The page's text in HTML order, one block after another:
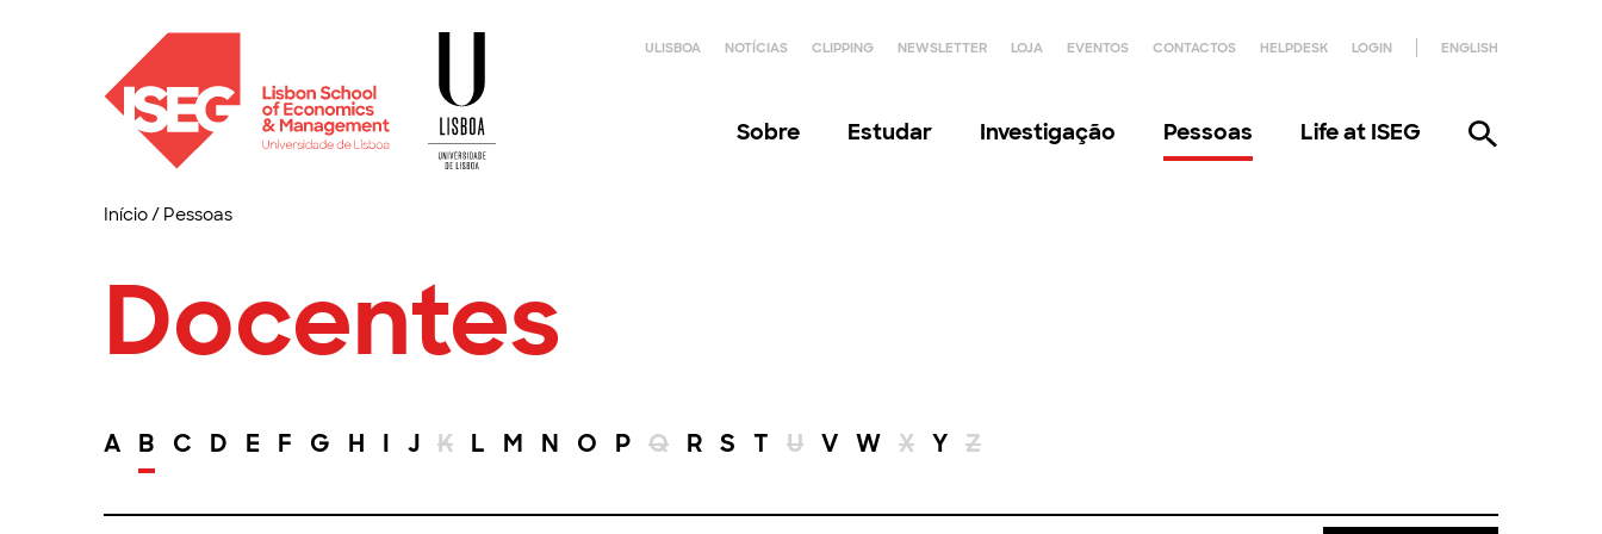
ULISBOA NOTÍCIAS CLIPPING NEWSLETTER LOJA EVENTOS CONTACTOS HELPDESK LOGIN ENGLISH
Sobre Estudar Investigação Pessoas Life at ISEG
Início/ Pessoas
Docentes
A B C D E F G H I J K L M N O P Q R S T U V W X Y Z